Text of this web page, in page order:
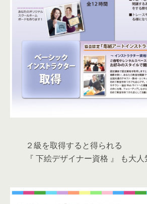
２級を取得すると得られる
『 下絵デザイナー資格 』 も大人